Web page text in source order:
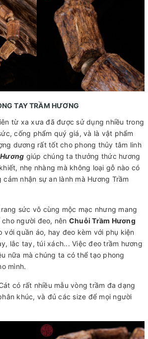
TAY TRẦM HƯƠNG
từ xa xưa đã được sử dụng nhiều trong
cống phẩm quý giá, và là vật phẩm
dương rất tốt cho phong thủy tâm linh
giúp chúng ta thưởng thức hương
nhẹ nhàng mà không loại gỗ nào có
nhận sự an lành mà Hương Trầm
sức vô cùng mộc mạc nhưng mang
người đeo, nên Chuỗi Trầm Hương
với quần áo, hay đeo kèm với phụ kiện
lắc tay, túi xách... Việc đeo trầm hương
nữa mà chúng ta có thể tạo phong
mình.
có rất nhiều mẫu vòng trầm đa dạng
khúc, và đủ các size để mọi người